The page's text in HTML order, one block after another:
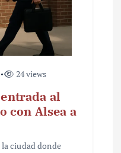
24 views
al
con Alsea a
ciudad donde